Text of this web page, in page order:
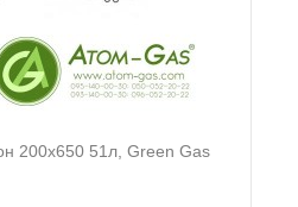
200х650 51л, Green Gas